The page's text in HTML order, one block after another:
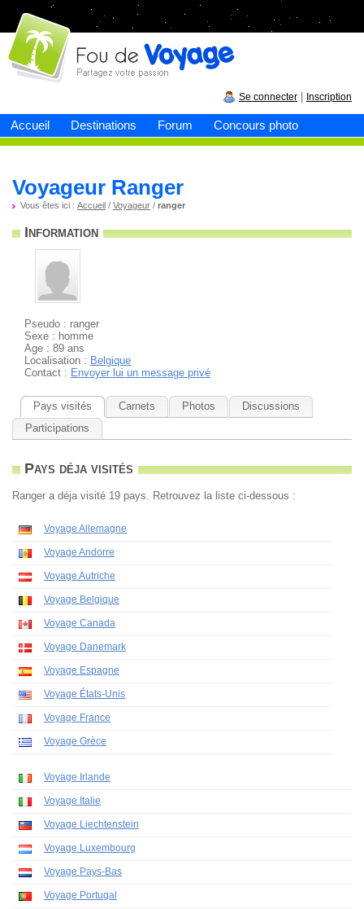
Accueil Destinations Forum Concours photo
Fou devoyage
Se connecter Inscription
Voyageur Ranger
Vous êtes ici : Accueil / Voyageur / ranger
Information
Pseudo : ranger
Sexe : homme
Age : 89 ans
Localisation : Belgique
Contact : Envoyer lui un message privé
Pays visités Carnets Photos
Discussions
Participations
Pays déja visités
Ranger a déja visité 19 pays. Retrouvez la liste ci-dessous :
Voyage Allemagne
Voyage Andorre
Voyage Autriche
Voyage Belgique
Voyage Canada
Voyage Danemark
Voyage Espagne
Voyage États-Unis
Voyage France
Voyage Grèce
Voyage Irlande
Voyage Italie
Voyage Liechtenstein
Voyage Luxembourg
Voyage Pays-Bas
Voyage Portugal